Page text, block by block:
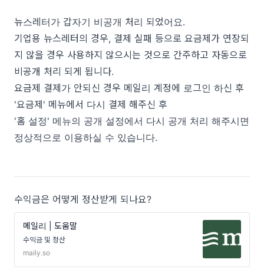
뉴스레터가 갑자기 비공개 처리 되었어요.
기업용 뉴스레터의 경우, 결제 실패 등으로 요금제가 연장되
지 않을 경우 사용하지 않으시는 것으로 간주하고 자동으로
비공개 처리 되게 됩니다.
요금제 결제가 안되신 경우 메일리 계정에 로그인 하신 후
'요금제' 메뉴에서 다시 결제 해주신 후
'홈 설정' 메뉴의 공개 설정에서 다시 공개 처리 해주시면
정상적으로 이용하실 수 있습니다.
수익금은 어떻게 정산받게 되나요?
메일리 | 도움말
수익금 및 정산
maily.so